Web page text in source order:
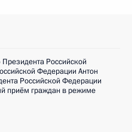
Российской
Федерации Антон
Российской Федерации
приём граждан в режиме